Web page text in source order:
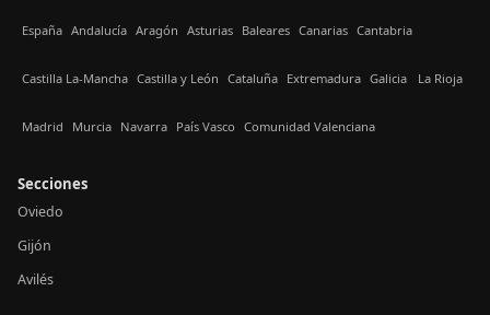
España Andalucía Aragón Asturias Baleares Canarias Cantabria
Castilla La-Mancha Castilla y León Cataluña Extremadura Galicia La Rioja
Madrid Murcia Navarra País Vasco Comunidad Valenciana
Secciones
Oviedo
Gijón
Avilés